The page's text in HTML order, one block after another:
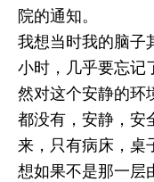
院的通知。
我想当时我的脑子
小时，几乎要忘记
然对这个安静的环
都没有，安静，安
来，只有病床，桌
想如果不是那一层